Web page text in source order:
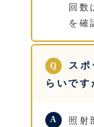
回数
を確
ス
らいです
照射